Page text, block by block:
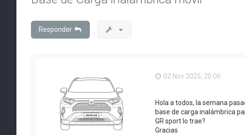
Responder
02 Nov 2025, 20:06
Hola a todos, la semana
base de carga inalámbrica
GR sport lo trae?
Gracias